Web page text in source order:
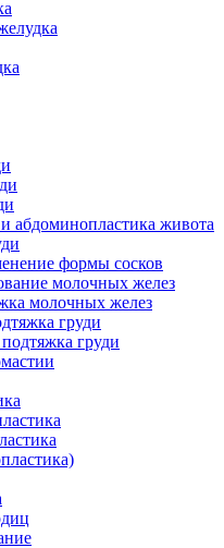
абдоминопластика живота
формы сосков
молочных желез
молочных желез
груди
груди